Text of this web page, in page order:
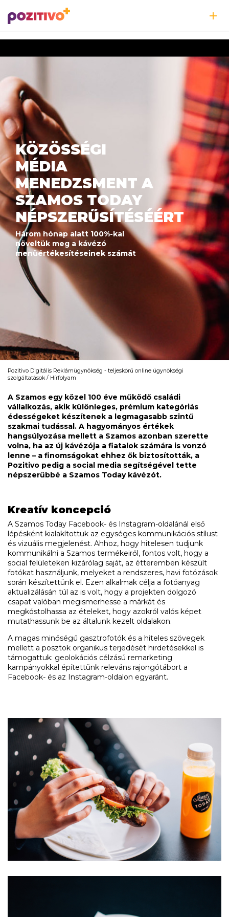
KÖZÖSSÉGI
MÉDIA
MENEDZSMENT A
SZAMOS TODAY
NÉPSZERŰSÍTÉSÉÉRT
Három hónap alatt 100%-kal
növeltük meg a kávézó
menüértékesítéseinek számát
Pozitivo Digitális Reklámügynökség - teljeskörű online ügynökségi
szolgáltatások
Hírfolyam
A Szamos egy közel 100 éve működő családi
vállalkozás, akik különleges, prémium kategóriás
édességeket készítenek a legmagasabb szintű
szakmai tudással. A hagyományos értékek
hangsúlyozása mellett a Szamos azonban szerette
volna, ha az új kávézója a fiatalok számára is vonzó
lenne – a finomságokat ehhez ők biztosították, a
Pozitivo pedig a social media segítségével tette
népszerűbbé a Szamos Today kávézót.
Kreatív koncepció
A Szamos Today Facebook- és Instagram-oldalánál első
lépésként kialakítottuk az egységes kommunikációs stílust
és vizuális megjelenést. Ahhoz, hogy hitelesen tudjunk
kommunikálni a Szamos termékeiről, fontos volt, hogy a
social felületeken kizárólag saját, az étteremben készült
fotókat használjunk, melyeket a rendszeres, havi fotózások
során készítettünk el. Ezen alkalmak célja a fotóanyag
aktualizálásán túl az is volt, hogy a projekten dolgozó
csapat valóban megismerhesse a márkát és
megkóstolhassa az ételeket, hogy azokról valós képet
mutathassunk be az általunk kezelt oldalakon.
A magas minőségű gasztrofotók és a hiteles szövegek
mellett a posztok organikus terjedését hirdetésekkel is
támogattuk: geolokációs célzású remarketing
kampányokkal építettünk releváns rajongótábort a
Facebook- és az Instagram-oldalon egyaránt.